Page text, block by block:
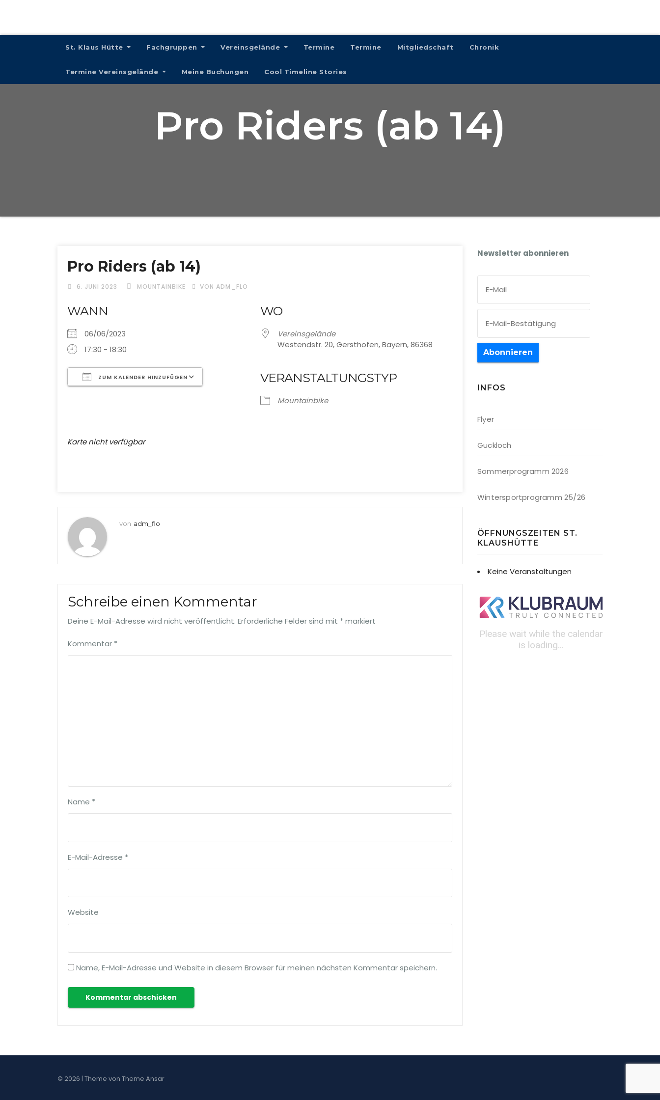
St. Klaus Hütte Fachgruppen Vereinsgelände Termine Termine Mitgliedschaft Chronik
Termine Vereinsgelände Meine Buchungen Cool Timeline Stories
Pro Riders (ab 14)
Pro Riders (ab 14)
6. JUNI 2023 MOUNTAINBIKE VON ADM_FLO
WANN
06/06/2023
17:30 - 18:30
ZUM KALENDER HINZUFÜGEN
Google Kalender
WO
Vereinsgelände
Westendstr. 20, Gersthofen, Bayern, 86368
VERANSTALTUNGSTYP
Mountainbike
Karte nicht verfügbar
von adm_flo
Schreibe einen Kommentar
Deine E-Mail-Adresse wird nicht veröffentlicht. Erforderliche Felder sind mit * markiert
Kommentar *
Name *
E-Mail-Adresse *
Website
Name, E-Mail-Adresse und Website in diesem Browser für meinen nächsten Kommentar speichern.
Newsletter abonnieren
Abonnieren
INFOS
Flyer
Guckloch
Sommerprogramm 2026
Wintersportprogramm 25/26
ÖFFNUNGSZEITEN ST.
KLAUSHÜTTE
Keine Veranstaltungen
© 2026 | Theme von Theme Ansar